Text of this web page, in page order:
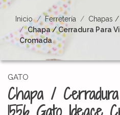
Inicio Ferretería
Chapas /
Chapa / Cerradura Para
Cromada
GATO
Chapa /